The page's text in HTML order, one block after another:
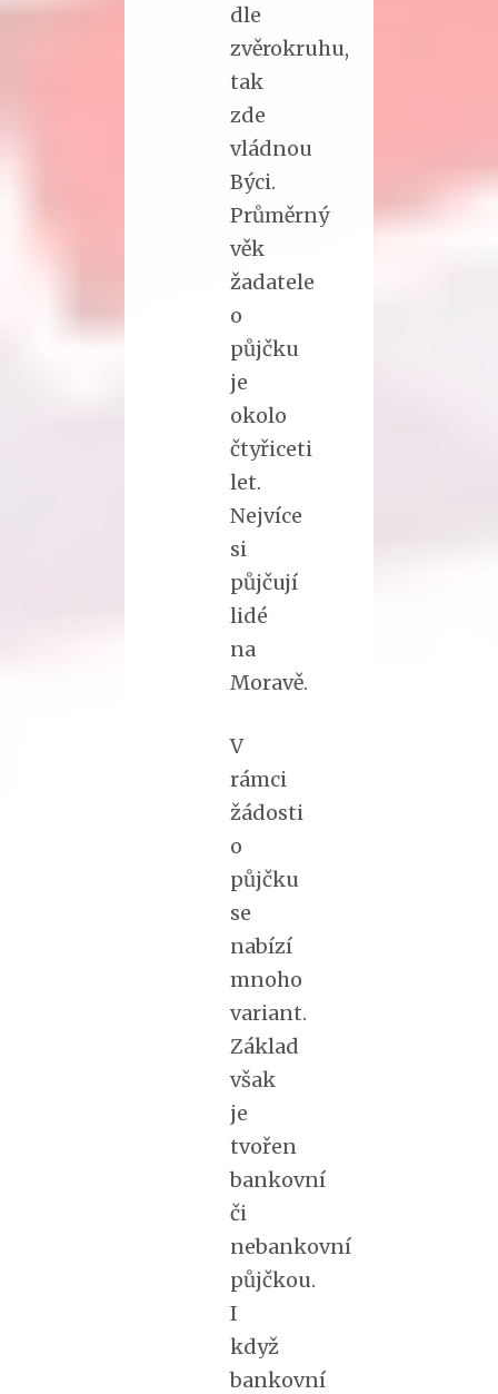
dle
zvěrokruhu,
tak
zde
vládnou
Býci.
Průměrný
věk
žadatele
o
půjčku
je
okolo
čtyřiceti
let.
Nejvíce
si
půjčují
lidé
na
Moravě.
V
rámci
žádosti
o
půjčku
se
nabízí
mnoho
variant.
Základ
však
je
tvořen
bankovní
či
nebankovní
půjčkou.
I
když
bankovní